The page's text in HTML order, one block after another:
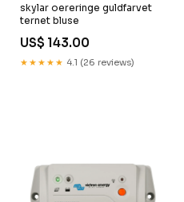
skylar oereringe guldfarvet
ternet bluse
US$ 143.00
★★★★★ 4.1 (26 reviews)